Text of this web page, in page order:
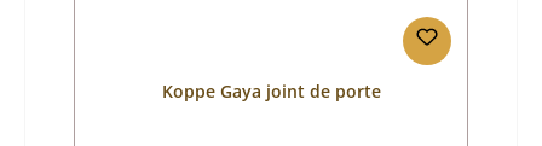
Koppe Gaya joint de porte